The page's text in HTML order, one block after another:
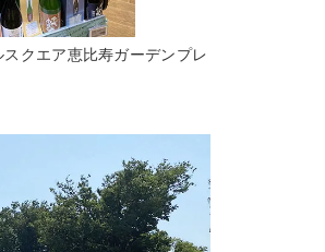
クエア恵比寿ガーデンプレ